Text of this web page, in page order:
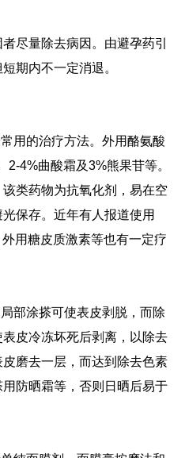
尽量除去病因。由避孕药引
期内不一定消退。
用的治疗方法。外用酪氨酸
4%曲酸霜及3%熊果苷等。
类药物为抗氧化剂，易在空
保存。近年有人报道使用
用糖皮质激素等也有一定疗
部涂搽可使表皮剥脱，而除
皮冷冻坏死后剥离，以除去
磨去一层，而达到除去色素
防晒霜等，否则日晒后易于